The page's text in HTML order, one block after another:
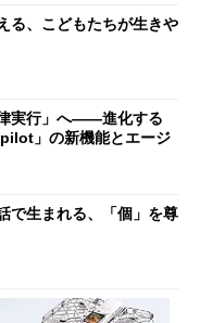
る、こどもたちが生きや
律実行」へ――進化する
」の新機能とエージ
で生まれる、「個」を尊